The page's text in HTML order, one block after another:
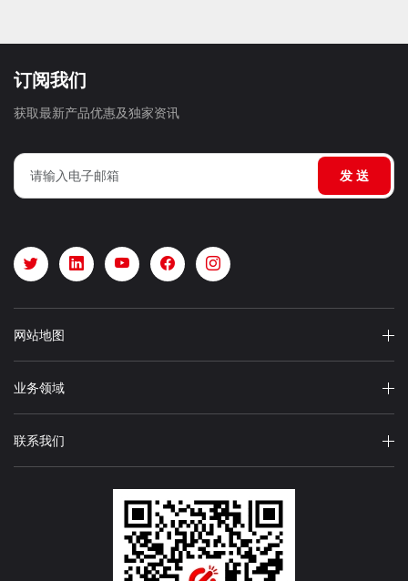
订阅我们
获取最新产品优惠及独家资讯
发 送
网站地图
业务领域
联系我们